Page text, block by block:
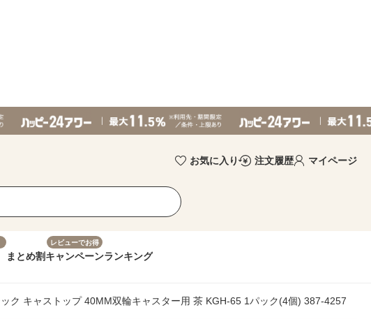
お気に入り 注文履歴 マイページ
まとめ割
レビューでお得
キャンペーンランキング
ク キャストップ 40MM双輪キャスター用 茶 KGH-65 1パック(4個) 387-4257